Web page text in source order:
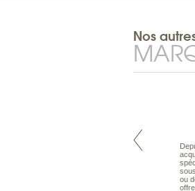
Nos
Pacifique à la carte est le spécialiste
ou